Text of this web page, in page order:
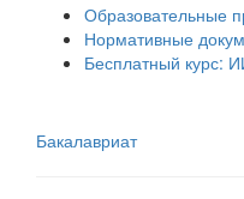
Образовательные
Нормативные
Бесплатный курс:
Бакалавриат